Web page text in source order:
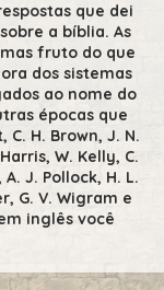
que dei
a bíblia. As
fruto do que
dos sistemas
ao nome do
épocas que
H. Brown, J. N.
W. Kelly, C.
J. Pollock, H. L.
G. V. Wigram e
inglês você